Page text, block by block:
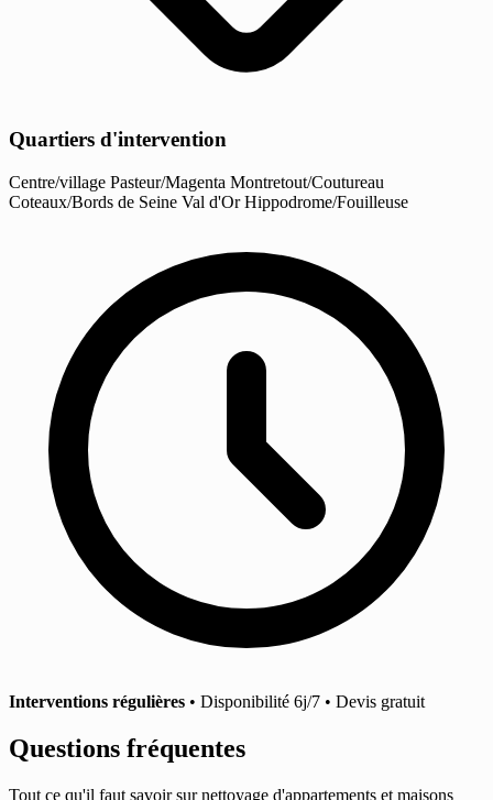
Quartiers d'intervention
Centre/village Pasteur/Magenta Montretout/Coutureau
Coteaux/Bords de Seine Val d'OrHippodrome/Fouilleuse
Interventions régulières • Disponibilité 6j/7 • Devis gratuit
Questions fréquentes
Tout ce qu'il faut savoir sur nettoyage d'appartements et maisons